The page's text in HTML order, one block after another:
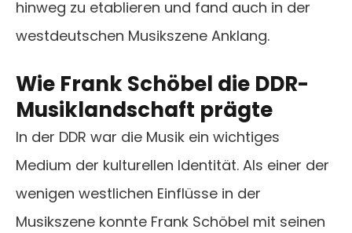
hinweg zu etablieren und fand auch in der
westdeutschen Musikszene Anklang.
Wie Frank Schöbel die DDR-
Musiklandschaft prägte
In der DDR war die Musik ein wichtiges
Medium der kulturellen Identität. Als einer der
wenigen westlichen Einflüsse in der
Musikszene konnte Frank Schöbel mit seinen